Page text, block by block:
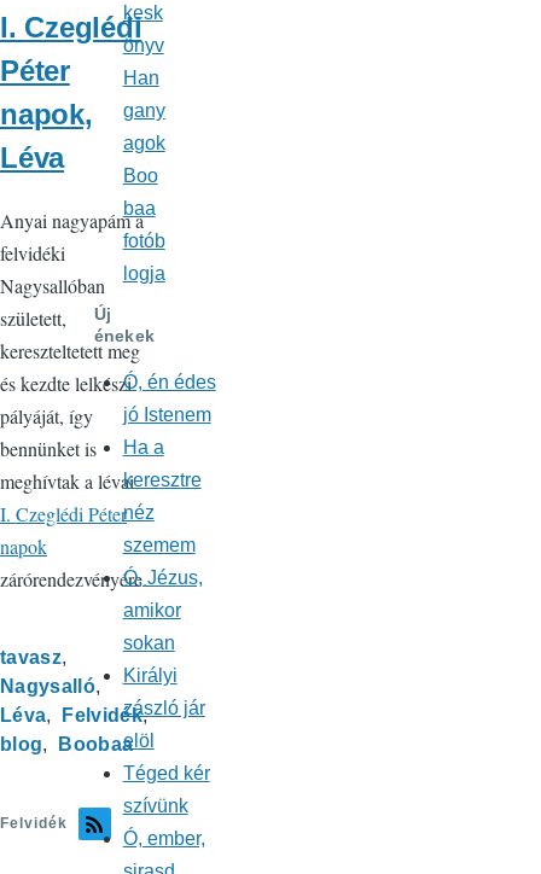
I. Czeglédi
Péter
napok,
Léva
Anyai nagyapám a
felvidéki
Nagysallóban
született,
kereszteltetett meg
és kezdte lelkészi
pályáját, így
bennünket is
meghívtak a lévai
I. Czeglédi Péter
napok
zárórendezvényére.
tavasz
Nagysalló
Léva
Felvidék
blog
Boobaa
Felvidék
kesk
önyv
Han
gany
agok
Boo
baa
fotób
logja
Új
énekek
Ó, én édes
jó Istenem
Ha a
keresztre
néz
szemem
Ó, Jézus,
amikor
sokan
Királyi
zászló jár
elöl
Téged kér
szívünk
Ó, ember,